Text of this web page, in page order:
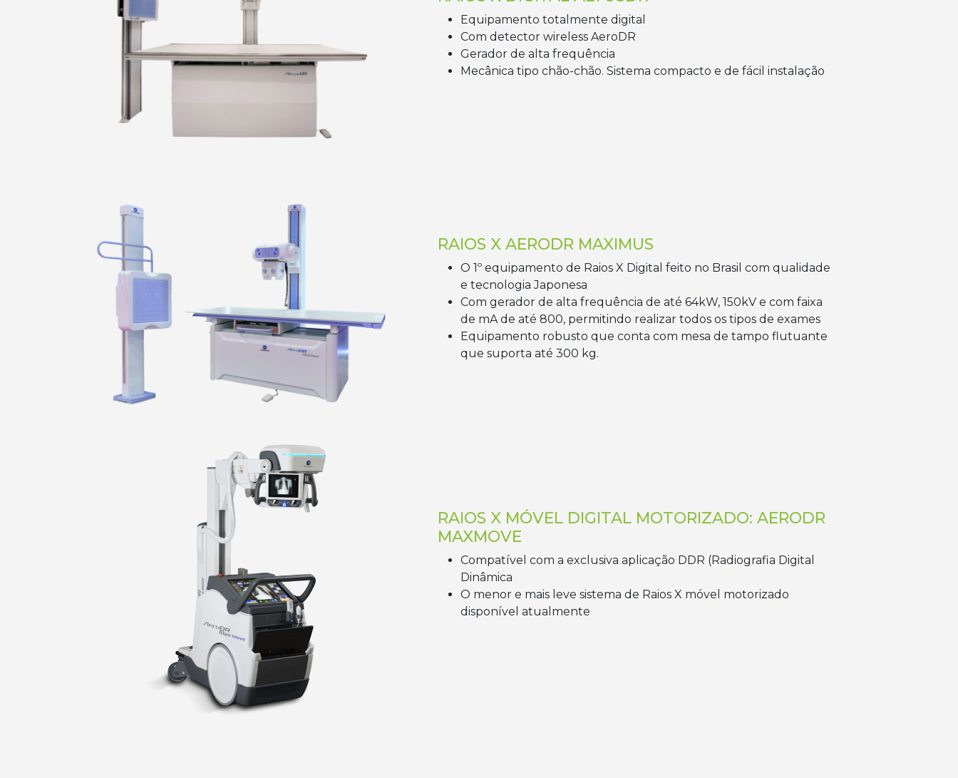
Equipamento totalmente digital
Com detector wireless AeroDR
Gerador de alta frequência
Mecânica tipo chão-chão. Sistema compacto e de fácil instalação
RAIOS X AERODR MAXIMUS
O 1º equipamento de Raios X Digital feito no Brasil com qualidade
e tecnologia Japonesa
Com gerador de alta frequência de até 64kW, 150kV e com faixa
de mA de até 800, permitindo realizar todos os tipos de exames
Equipamento robusto que conta com mesa de tampo flutuante
que suporta até 300 kg.
RAIOS X MÓVEL DIGITAL MOTORIZADO: AERODR
MAXMOVE
Compatível com a exclusiva aplicação DDR (Radiografia Digital
Dinâmica
O menor e mais leve sistema de Raios X móvel motorizado
disponível atualmente